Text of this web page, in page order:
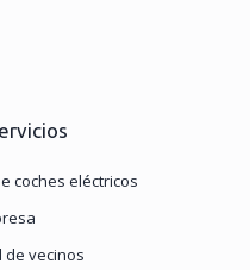
las cookies pulsando
la selección" para
coches eléctricos
de vecinos